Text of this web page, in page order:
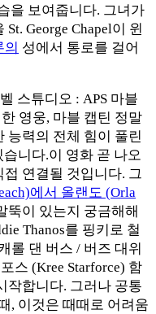
을 보여줍니다. 그녀가
George Chapel이 윈
의 성에서 통로를 걸어
스튜디오 : APS 마블
영웅, 마블 캡틴 정말
능력의 전체 힘이 풀린
니다.이 영화 곧 나오
연결될 것입니다. 그
에서 올랜도 (Orla
뚝이 있는지 궁금해해
Thanos를 핑키로 철
롤 댄 버스 / 버즈 대위
스 (Kree Starforce) 함
작합니다. 그러나 공통
, 이것은 때때로 어려움